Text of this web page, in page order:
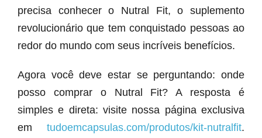
precisa conhecer o Nutral Fit, o suplemento
revolucionário que tem conquistado pessoas ao
redor do mundo com seus incríveis benefícios.
Agora você deve estar se perguntando: onde
posso comprar o Nutral Fit? A resposta é
simples e direta: visite nossa página exclusiva
em tudoemcapsulas.com/produtos/kit-nutralfit.